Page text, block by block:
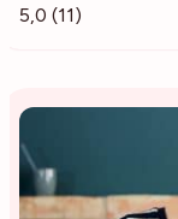
5,0 (11)